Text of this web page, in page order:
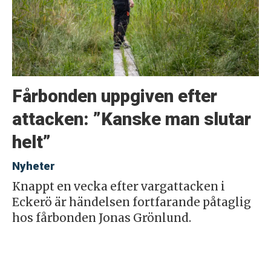
Fårbonden uppgiven efter
attacken: ”Kanske man slutar
helt”
Nyheter
Knappt en vecka efter vargattacken i
Eckerö är händelsen fortfarande påtaglig
hos fårbonden Jonas Grönlund.